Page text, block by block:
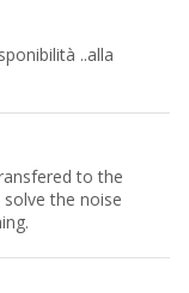
..alla
to the
the noise